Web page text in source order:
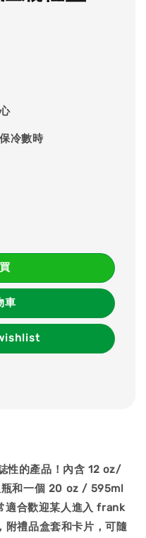
冷數時
車
性的產品！內含 12 oz/
瓶和一個 20 oz / 595ml
適合歡迎某人進入 frank
附禮品盒套和卡片，可隨